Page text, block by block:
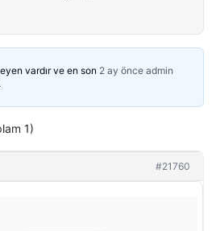
vardır ve en son 2 ay önce admin
1)
#21760